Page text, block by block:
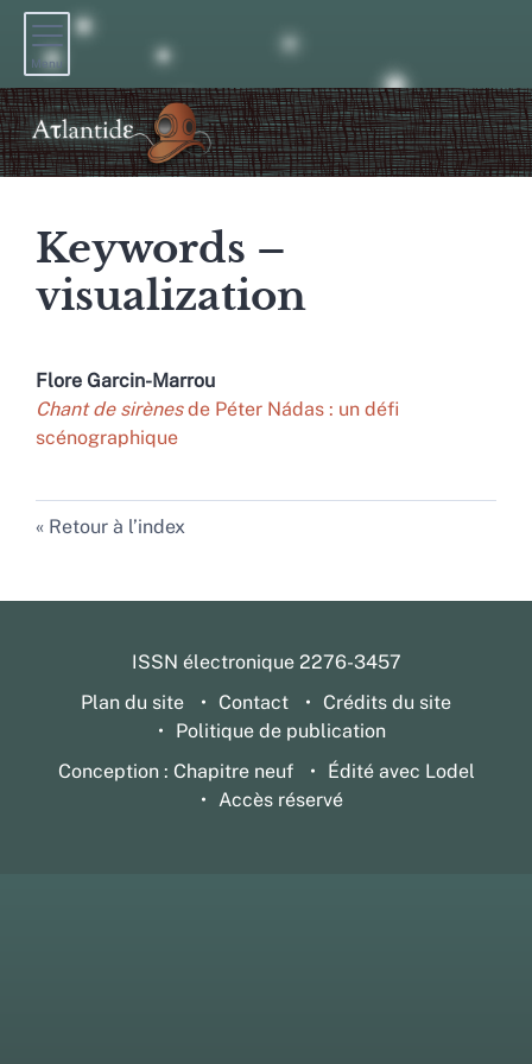
Menu
Keywords –
visualization
Flore Garcin-Marrou
Chant de sirènesde Péter Nádas : un défi
scénographique
Retour à l’index
ISSN électronique 2276-3457
Plan du site
Contact
Crédits du site
Politique de publication
Conception : Chapitre neuf
Édité avec Lodel
Accès réservé